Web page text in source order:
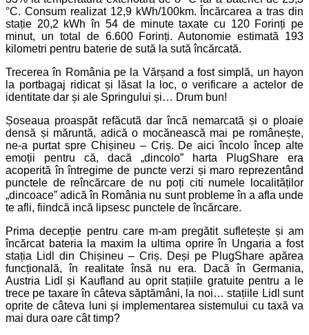
°C. Consum realizat 12,9 kWh/100km. Încărcarea a tras din
stație 20,2 kWh în 54 de minute taxate cu 120 Forinți pe
minut, un total de 6.600 Forinți. Autonomie estimată 193
kilometri pentru baterie de sută la sută încărcată.
Trecerea în România pe la Vărșand a fost simplă, un hayon
la portbagaj ridicat și lăsat la loc, o verificare a actelor de
identitate dar și ale Springului și… Drum bun!
Șoseaua proaspăt refăcută dar încă nemarcată și o ploaie
densă și măruntă, adică o mocănească mai pe românește,
ne-a purtat spre Chișineu – Criș. De aici încolo încep alte
emoții pentru că, dacă „dincolo” harta PlugShare era
acoperită în întregime de puncte verzi și maro reprezentând
punctele de reîncărcare de nu poți citi numele localităților
„dincoace” adică în România nu sunt probleme în a afla unde
te afli, fiindcă incă lipsesc punctele de încărcare.
Prima decepție pentru care m-am pregătit sufletește și am
încărcat bateria la maxim la ultima oprire în Ungaria a fost
stația Lidl din Chișineu – Criș. Deși pe PlugShare apărea
funcțională, în realitate însă nu era. Dacă în Germania,
Austria Lidl și Kaufland au oprit stațiile gratuite pentru a le
trece pe taxare în câteva săptămâni, la noi… stațiile Lidl sunt
oprite de câteva luni și implementarea sistemului cu taxă va
mai dura oare cât timp?